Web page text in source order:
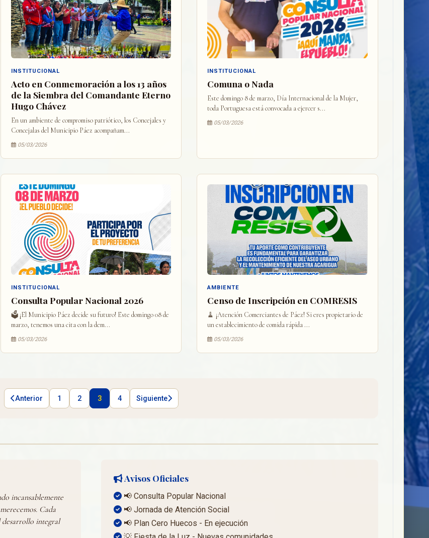
INSTITUCIONAL
Acto en Conmemoración a los 13 años
de la Siembra del Comandante Eterno
Hugo Chávez
En un ambiente de compromiso patriótico, los Concejales y
Concejalas del Municipio Páez acompañam...
05/03/2026
INSTITUCIONAL
Comuna o Nada
Este domingo 8 de marzo, Día Internacional de la Mujer,
toda Portuguesa está convocada a ejercer s...
05/03/2026
INSTITUCIONAL
Consulta Popular Nacional 2026
🗳️ ¡El Municipio Páez decide su futuro! Este domingo 08 de
marzo, tenemos una cita con la dem...
05/03/2026
AMBIENTE
Censo de Inscripción en COMRESIS
🧹 ¡Atención Comerciantes de Páez! Si eres propietario de
un establecimiento de comida rápida ...
05/03/2026
Anterior 1 2 3 4 Siguiente
incansablemente
Cada
desarrollo integral
Avisos Oficiales
📢 Consulta Popular Nacional
📢 Jornada de Atención Social
📢 Plan Cero Huecos - En ejecución